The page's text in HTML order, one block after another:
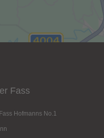
Fass
Hofmanns No.1